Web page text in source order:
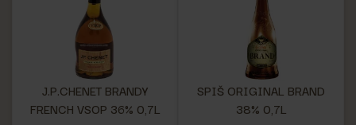
J.P.CHENET BRANDY
FRENCH VSOP 36% 0,7L
SPIŠ ORIGINAL BRAND
38% 0,7L